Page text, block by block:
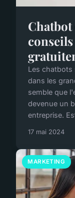
Les chatbots
dans les
semble que
devenue un
entreprise.
17 mai 2024
MARKETING